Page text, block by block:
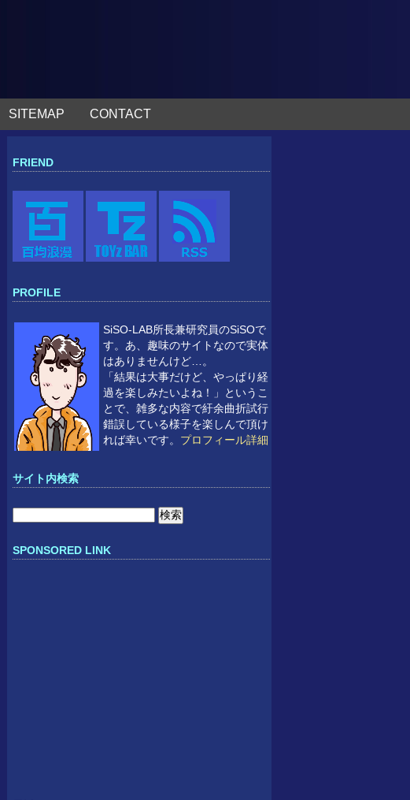
SITEMAP CONTACT
FRIEND
PROFILE
SiSO-LAB所長兼研究員のSiSOで
す。あ、趣味のサイトなので実体
はありませんけど…。
「結果は大事だけど、やっぱり経
過を楽しみたいよね！」というこ
とで、雑多な内容で紆余曲折試行
錯誤している様子を楽しんで頂け
れば幸いです。 プロフィール詳細
サイト内検索
SPONSORED LINK